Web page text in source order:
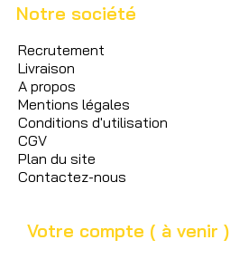
Notre société
Recrutement
Livraison
A propos
Mentions légales
Conditions d'utilisation
CGV
Plan du site
Contactez-nous
Votre compte ( à venir )